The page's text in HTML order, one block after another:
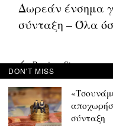
Δωρεάν ένσημα
σύνταξη – Όλα
Πλοήγηση
άρθρων
Previous Story
DON'T MISS
σύνταξη